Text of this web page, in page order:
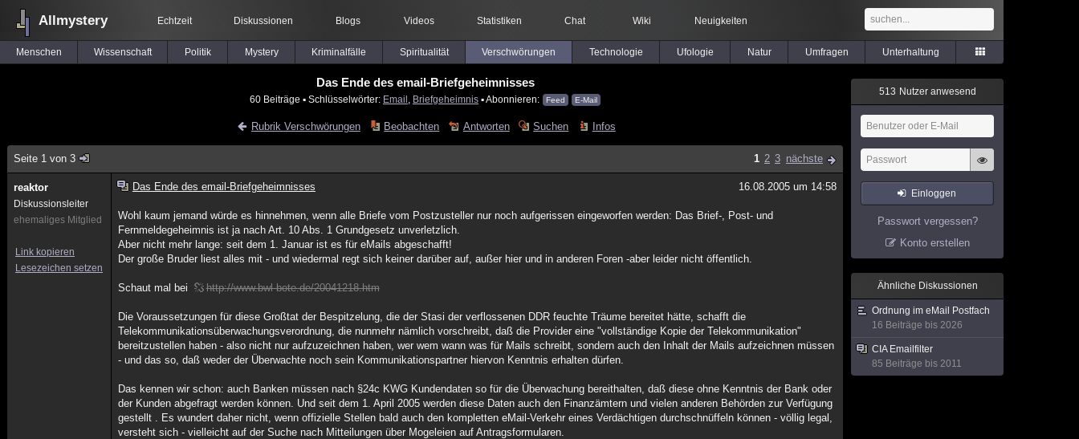
Allmystery Echtzeit Diskussionen Blogs Videos Statistiken Chat Wiki Neuigkeiten
Menschen Wissenschaft Politik Mystery Kriminalfälle Spiritualität Verschwörungen Technologie Ufologie Natur Umfragen Unterhaltung
Das Ende des email-Briefgeheimnisses
60 Beiträge ▪ Schlüsselwörter: Email Briefgeheimnis ▪ Abonnieren: Feed E-Mail
Rubrik Verschwörungen Beobachten Antworten Suchen Infos
Seite 1 von 3 1 2 3 nächste
reaktor
Diskussionsleiter
ehemaliges Mitglied
Link kopieren
Lesezeichen setzen
Das Ende des email-Briefgeheimnisses 16.08.2005 um 14:58
Wohl kaum jemand würde es hinnehmen, wenn alle Briefe vom Postzusteller nur noch aufgerissen eingeworfen werden: Das Brief-, Post- und
Fernmeldegeheimnis ist ja nach Art. 10 Abs. 1 Grundgesetz unverletzlich.
Aber nicht mehr lange: seit dem 1. Januar ist es für eMails abgeschafft!
Der große Bruder liest alles mit - und wiedermal regt sich keiner darüber auf, außer hier und in anderen Foren -aber leider nicht öffentlich.
Schaut mal bei http://www.bwl-bote.de/20041218.htm
Die Voraussetzungen für diese Großtat der Bespitzelung, die der Stasi der verflossenen DDR feuchte Träume bereitet hätte, schafft die
Telekommunikationsüberwachungsverordnung, die nunmehr nämlich vorschreibt, daß die Provider eine "vollständige Kopie der Telekommunikation"
bereitzustellen haben - also nicht nur aufzuzeichnen haben, wer wem wann was für Mails schreibt, sondern auch den Inhalt der Mails aufzeichnen müssen
- und das so, daß weder der Überwachte noch sein Kommunikationspartner hiervon Kenntnis erhalten dürfen.
Das kennen wir schon: auch Banken müssen nach §24c KWG Kundendaten so für die Überwachung bereithalten, daß diese ohne Kenntnis der Bank oder
der Kunden abgefragt werden können. Und seit dem 1. April 2005 werden diese Daten auch den Finanzämtern und vielen anderen Behörden zur Verfügung
gestellt . Es wundert daher nicht, wenn offizielle Stellen bald auch den kompletten eMail-Verkehr eines Verdächtigen durchschnüffeln können - völlig legal,
versteht sich - vielleicht auf der Suche nach Mitteilungen über Mogeleien auf Antragsformularen.
513 Nutzer anwesend
Einloggen
Passwort vergessen?
Konto erstellen
Ähnliche Diskussionen
Ordnung im eMail Postfach
16 Beiträge bis 2026
CIA Emailfilter
85 Beiträge bis 2011